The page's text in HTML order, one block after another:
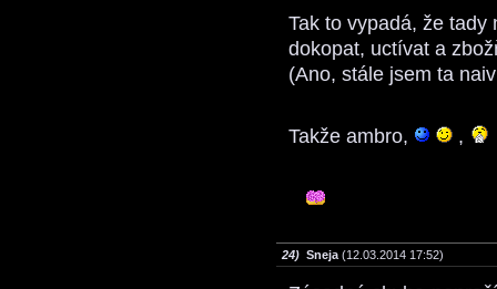
Tak to vypadá, že tady
dokopat, uctívat a
(Ano, stále jsem ta
Takže ambro, ,
24) Sneja (12.03.2014 17:52)